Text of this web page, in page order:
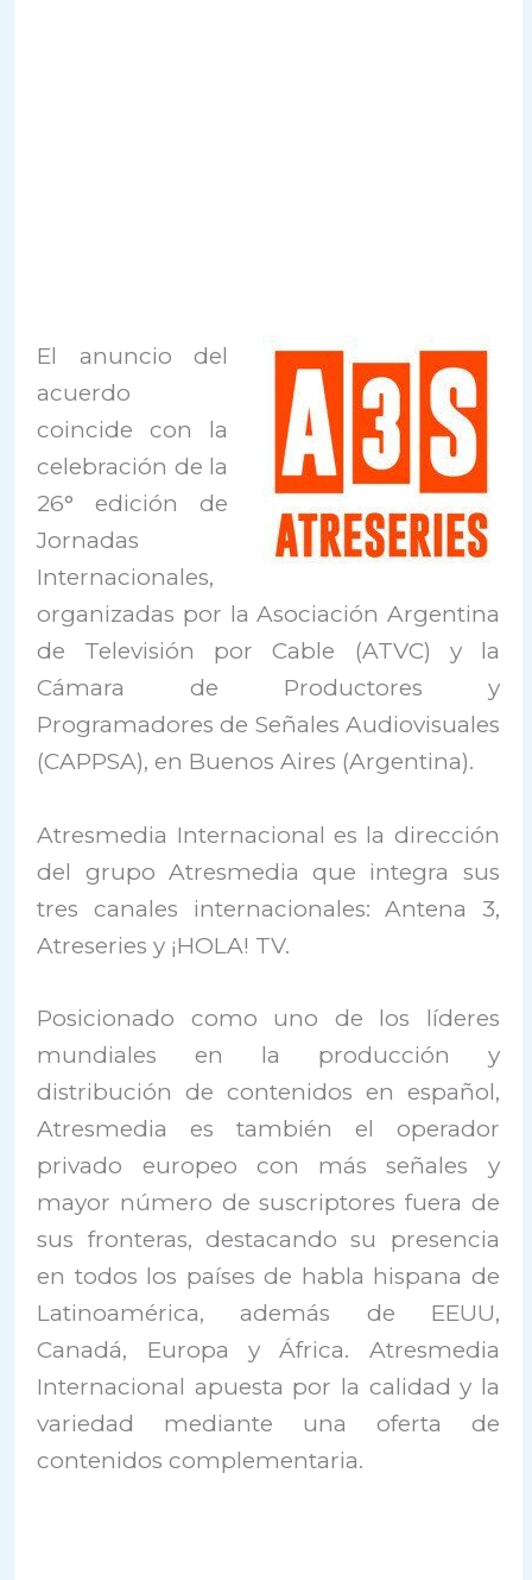
El anuncio del
acuerdo
coincide con la
celebración de la
26° edición de
Jornadas
Internacionales,
organizadas por la Asociación Argentina
de Televisión por Cable (ATVC) y la
Cámara de Productores y
Programadores de Señales Audiovisuales
(CAPPSA), en Buenos Aires (Argentina).
Atresmedia Internacional es la dirección
del grupo Atresmedia que integra sus
tres canales internacionales: Antena 3,
Atreseries y ¡HOLA! TV.
Posicionado como uno de los líderes
mundiales en la producción y
distribución de contenidos en español,
Atresmedia es también el operador
privado europeo con más señales y
mayor número de suscriptores fuera de
sus fronteras, destacando su presencia
en todos los países de habla hispana de
Latinoamérica, además de EEUU,
Canadá, Europa y África. Atresmedia
Internacional apuesta por la calidad y la
variedad mediante una oferta de
contenidos complementaria.